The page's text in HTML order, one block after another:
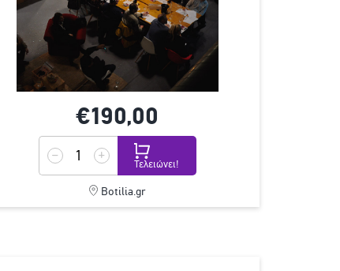
€190,00
Τελειώνει!
Botilia.gr